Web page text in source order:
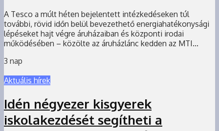
A Tesco a múlt héten bejelentett intézkedéseken túl
további, rövid időn belül bevezethető energiahatékonysági
lépéseket hajt végre áruházaiban és központi irodai
működésében – közölte az áruházlánc kedden az MTI...
3 nap
Aktuális hírek
Idén négyezer kisgyerek
iskolakezdését segítheti a